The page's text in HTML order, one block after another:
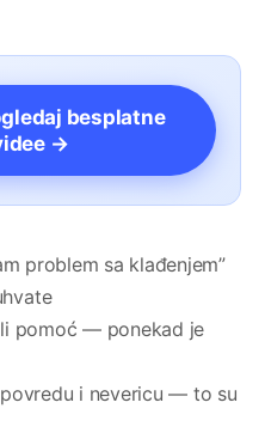
besplatne
→
problem sa klađenjem”
pomoć — ponekad je
i nevericu — to su